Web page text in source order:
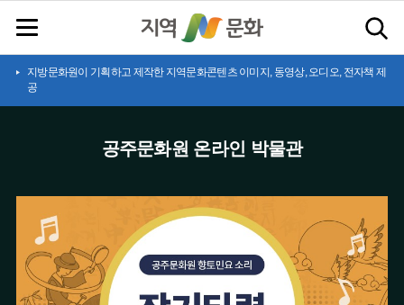
지방문화원이 기획하고 제작한 지역문화콘텐츠 이미지, 동영상, 오디오, 전자책 제
공
공주문화원 온라인 박물관